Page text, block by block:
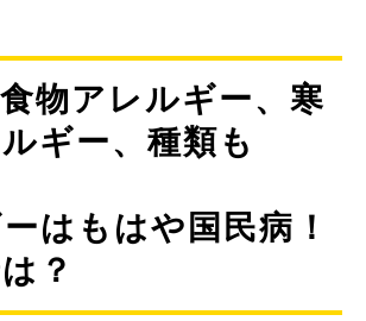
物アレルギー、寒
ギー、種類も
はもはや国民病！
？